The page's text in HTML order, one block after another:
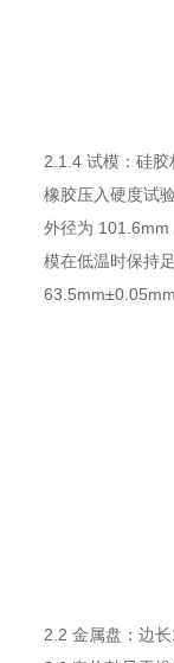
2.1.4 试模：硅
橡胶压入硬度试
外径为
模在低温时保持
2.2 金属盘：边